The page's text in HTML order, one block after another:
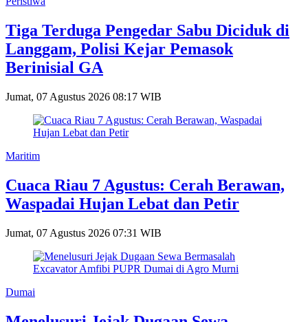
Tiga Terduga Pengedar Sabu Diciduk di
Langgam, Polisi Kejar Pemasok
Berinisial GA
Jumat, 07 Agustus 2026 08:17 WIB
Maritim
Cuaca Riau 7 Agustus: Cerah Berawan,
Waspadai Hujan Lebat dan Petir
Jumat, 07 Agustus 2026 07:31 WIB
Dumai